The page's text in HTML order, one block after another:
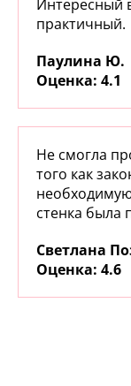
Интересный
практичный.
Паулина Ю.
: 4.1
Не смогла
того как
стенка была
Светлана
: 4.6